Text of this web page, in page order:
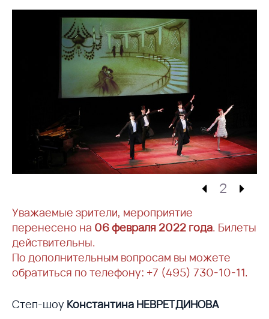
3
Уважаемые зрители, мероприятие
перенесено на 06 февраля 2022 года. Билеты
действительны.
По дополнительным вопросам вы можете
обратиться по телефону: +7 (495) 730-10-11.
Степ-шоу Константина НЕВРЕТДИНОВА